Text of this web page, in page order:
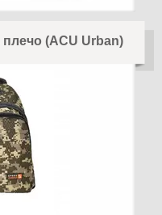
плечо (ACU Urban)